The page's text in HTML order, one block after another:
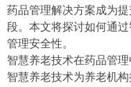
药品管理解决方案成为
段。本文将探讨如何通
管理安全性。
智慧养老技术在药品管理
智慧养老技术为养老机